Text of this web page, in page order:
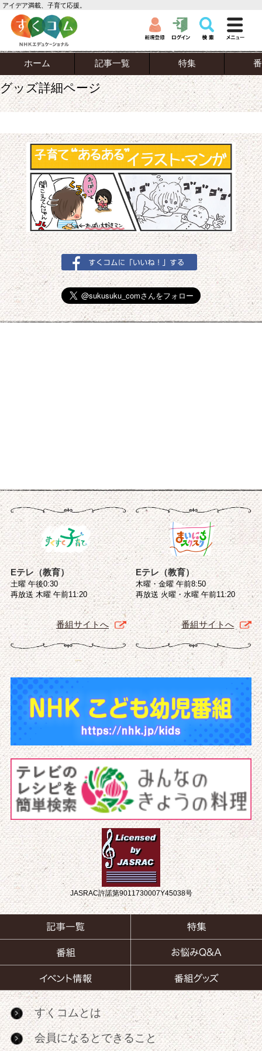
アイデア満載、子育て応援。
ホーム 記事一覧 特集
グッズ詳細ページ
Eテレ（教育）
土曜 午後0:30
再放送 木曜 午前11:20
番組サイトへ
Eテレ（教育）
木曜・金曜 午前8:50
再放送 火曜・水曜 午前11:20
番組サイトへ
JASRAC許諾第9011730007Y45038号
すくコムとは
会員になるとできること